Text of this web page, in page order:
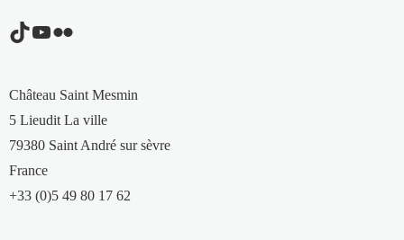
TikTok
YouTube
Flickr
Château Saint Mesmin
5 Lieudit La ville
79380 Saint André sur sèvre
France
+33 (0)5 49 80 17 62